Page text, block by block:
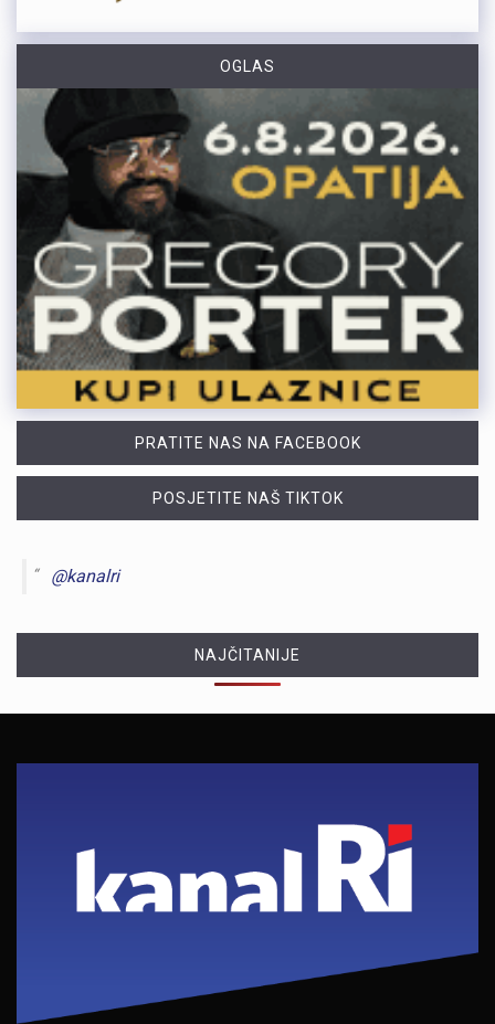
OGLAS
PRATITE NAS NA FACEBOOK
POSJETITE NAŠ TIKTOK
@kanalri
NAJČITANIJE